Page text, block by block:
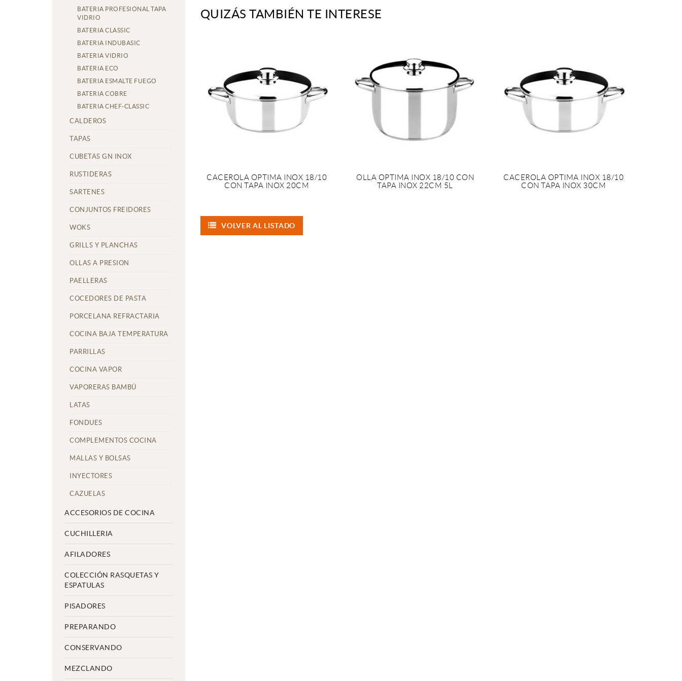
BATERIA PROFESIONAL TAPA
VIDRIO
BATERIA CLASSIC
BATERIA INDUBASIC
BATERIA VIDRIO
BATERIA ECO
BATERIA ESMALTE FUEGO
BATERIA COBRE
BATERIA CHEF-CLASSIC
CALDEROS
TAPAS
CUBETAS GN INOX
RUSTIDERAS
SARTENES
CONJUNTOS FREIDORES
WOKS
GRILLS Y PLANCHAS
OLLAS A PRESION
PAELLERAS
COCEDORES DE PASTA
PORCELANA REFRACTARIA
COCINA BAJA TEMPERATURA
PARRILLAS
COCINA VAPOR
VAPORERAS BAMBÚ
LATAS
FONDUES
COMPLEMENTOS COCINA
MALLAS Y BOLSAS
INYECTORES
CAZUELAS
ACCESORIOS DE COCINA
CUCHILLERIA
AFILADORES
COLECCIÓN RASQUETAS Y
ESPATULAS
PISADORES
PREPARANDO
CONSERVANDO
MEZCLANDO
QUIZÁS TAMBIÉN TE INTERESE
CACEROLA OPTIMA INOX 18/10
CON TAPA INOX 20CM
OLLA OPTIMA INOX 18/10 CON
TAPA INOX 22CM 5L
CACEROLA OPTIMA INOX 18/10
CON TAPA INOX 30CM
VOLVER AL LISTADO